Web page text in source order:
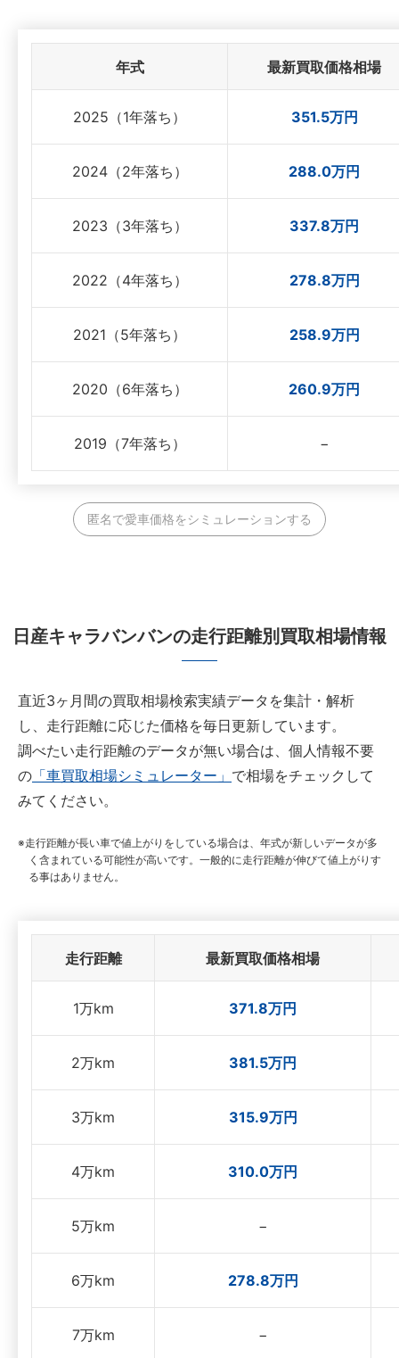
年式 最新買取価格相場
2025（1年落ち） 351.5万円
2024（2年落ち） 288.0万円
2023（3年落ち） 337.8万円
2022（4年落ち） 278.8万円
2021（5年落ち） 258.9万円
2020（6年落ち） 260.9万円
2019（7年落ち） −
匿名で愛車価格をシミュレーションする
日産キャラバンバンの走行距離別買取相場情報
直近3ヶ月間の買取相場検索実績データを集計・解析
し、走行距離に応じた価格を毎日更新しています。
調べたい走行距離のデータが無い場合は、個人情報不要
の 「車買取相場シミュレーター」 で相場をチェックして
みてください。
走行距離が長い車で値上がりをしている場合は、年式が新しいデータが多
く含まれている可能性が高いです。一般的に走行距離が伸びて値上がりす
る事はありません。
走行距離 最新買取価格相場
1万km 371.8万円
2万km 381.5万円
3万km 315.9万円
4万km 310.0万円
5万km −
6万km 278.8万円
7万km −